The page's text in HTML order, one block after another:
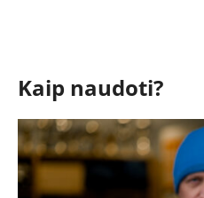
Kaip naudoti?